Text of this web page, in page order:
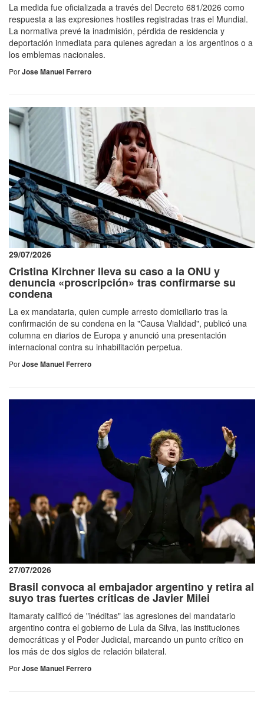
La medida fue oficializada a través del Decreto 681/2026 como
respuesta a las expresiones hostiles registradas tras el Mundial.
La normativa prevé la inadmisión, pérdida de residencia y
deportación inmediata para quienes agredan a los argentinos o a
los emblemas nacionales.
PorJose Manuel Ferrero
29/07/2026
Cristina Kirchner lleva su caso a la ONU y
denuncia «proscripción» tras confirmarse su
condena
La ex mandataria, quien cumple arresto domiciliario tras la
confirmación de su condena en la "Causa Vialidad", publicó una
columna en diarios de Europa y anunció una presentación
internacional contra su inhabilitación perpetua.
PorJose Manuel Ferrero
27/07/2026
Brasil convoca al embajador argentino y retira al
suyo tras fuertes críticas de Javier Milei
Itamaraty calificó de "inéditas" las agresiones del mandatario
argentino contra el gobierno de Lula da Silva, las instituciones
democráticas y el Poder Judicial, marcando un punto crítico en
los más de dos siglos de relación bilateral.
PorJose Manuel Ferrero